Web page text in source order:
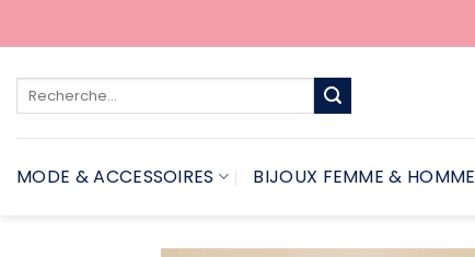
Recherche
MODE & ACCESSOIRES BIJOUX FEMME & HOMME